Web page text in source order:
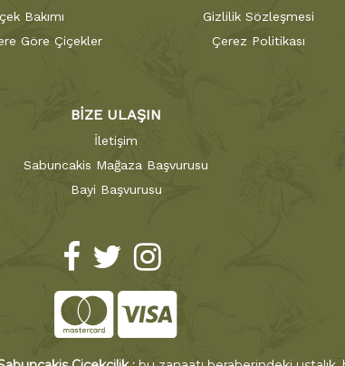
Bakımı
Göre Çiçekler
Gizlilik Sözleşmesi
Çerez Politikası
BİZE ULAŞIN
İletişim
Sabuncakis Mağaza Başvurusu
Bayi Başvurusu